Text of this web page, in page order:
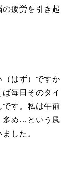
疲労を引き起
（はず）ですか
毎日そのタイ
です。私は午前
多め…という風
した。